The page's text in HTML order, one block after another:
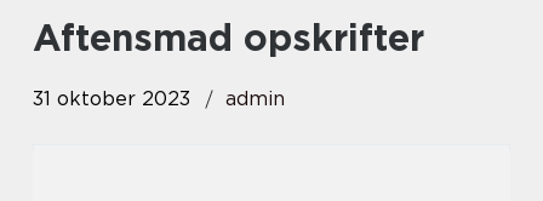
aftensmad opskrifter
31 oktober 2023 admin